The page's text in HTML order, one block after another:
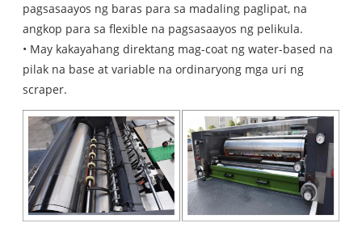
pagsasaayos ng baras para sa madaling paglipat, na
angkop para sa flexible na pagsasaayos ng pelikula.
• May kakayahang direktang mag-coat ng water-based na
pilak na base at variable na ordinaryong mga uri ng
scraper.